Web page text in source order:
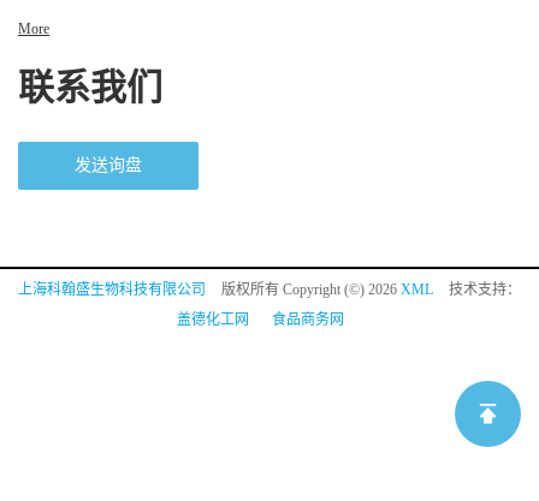
More
联系我们
发送询盘
上海科翰盛生物科技有限公司 版权所有 Copyright (©) 2026 XML
技术支持：
盖德化工网
食品商务网